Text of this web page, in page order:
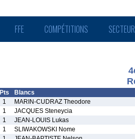
FFE COMPÉTITIONS
Pts
Blancs
1
MARIN-CUDRAZ Theodore
1
JACQUES Steneycia
1
JEAN-LOUIS Lukas
1
SLIWAKOWSKI Nome